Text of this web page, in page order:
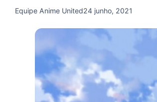
Equipe Anime United24 junho, 2021